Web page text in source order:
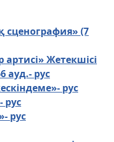
сценография» (7
Жетекшісі
ауд.- рус
рус
рус
рус